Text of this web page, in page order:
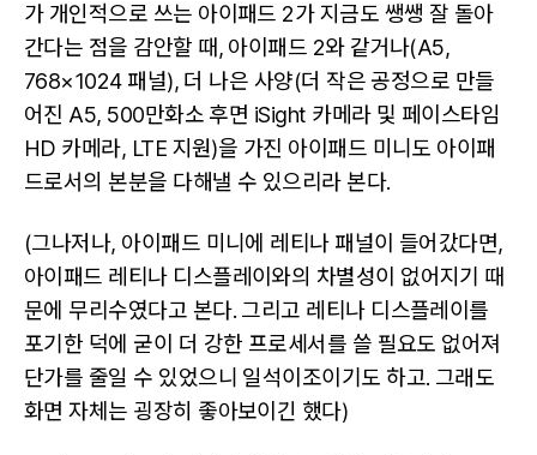
가 개인적으로 쓰는 아이패드 2가 지금도 쌩쌩 잘 돌아
간다는 점을 감안할 때, 아이패드 2와 같거나(A5,
768×1024 패널), 더 나은 사양(더 작은 공정으로 만들
어진 A5, 500만화소 후면 iSight 카메라 및 페이스타임
HD 카메라, LTE 지원)을 가진 아이패드 미니도 아이패
드로서의 본분을 다해낼 수 있으리라 본다.
(그나저나, 아이패드 미니에 레티나 패널이 들어갔다면,
아이패드 레티나 디스플레이와의 차별성이 없어지기 때
문에 무리수였다고 본다. 그리고 레티나 디스플레이를
포기한 덕에 굳이 더 강한 프로세서를 쓸 필요도 없어져
단가를 줄일 수 있었으니 일석이조이기도 하고. 그래도
화면 자체는 굉장히 좋아보이긴 했다)